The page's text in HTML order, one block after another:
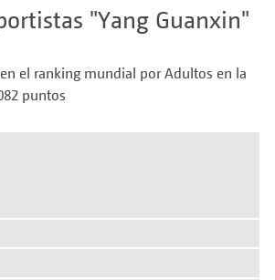
Yang Guanxin
el ranking mundial por Adultos en la
puntos